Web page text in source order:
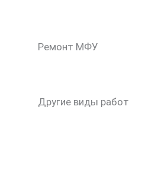
Ремонт МФУ
Другие виды работ